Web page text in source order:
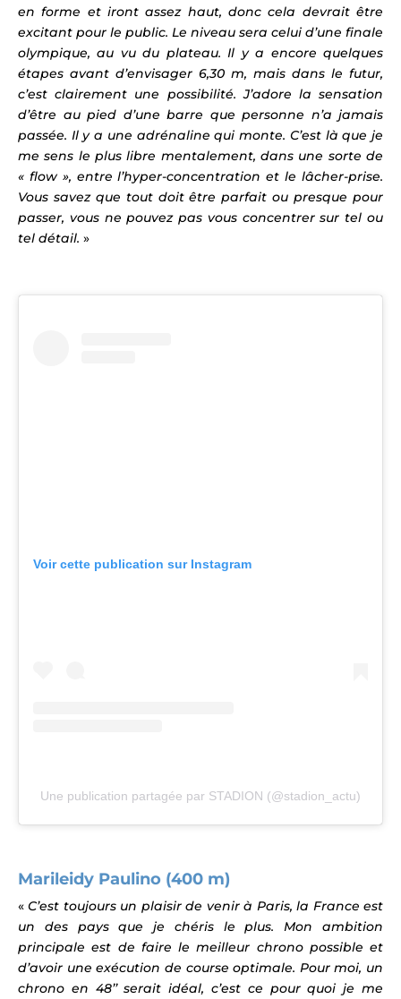
en forme et iront assez haut, donc cela devrait être
excitant pour le public. Le niveau sera celui d’une finale
olympique, au vu du plateau. Il y a encore quelques
étapes avant d’envisager 6,30 m, mais dans le futur,
c’est clairement une possibilité. J’adore la sensation
d’être au pied d’une barre que personne n’a jamais
passée. Il y a une adrénaline qui monte. C’est là que je
me sens le plus libre mentalement, dans une sorte de
« flow », entre l’hyper-concentration et le lâcher-prise.
Vous savez que tout doit être parfait ou presque pour
passer, vous ne pouvez pas vous concentrer sur tel ou
tel détail. »
Voir cette publication sur Instagram
Une publication partagée par STADION (@stadion_actu)
Marileidy Paulino (400 m)
«C’est toujours un plaisir de venir à Paris, la France est
un des pays que je chéris le plus. Mon ambition
principale est de faire le meilleur chrono possible et
d’avoir une exécution de course optimale. Pour moi, un
chrono en 48’’ serait idéal, c’est ce pour quoi je me